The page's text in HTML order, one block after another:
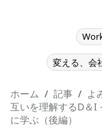
変える、会
ホーム 記事 よ
互いを理解するD＆I
に学ぶ（後編）